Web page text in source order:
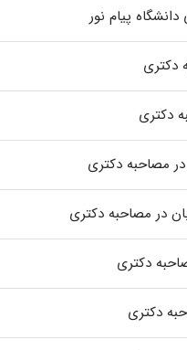
پیام نور
دکتری
دکتری
مصاحبه دکتری
در مصاحبه دکتری
دکتری
دکتری